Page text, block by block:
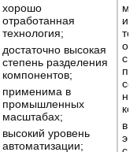
хорошо
отработанная
технология;
достаточно высокая
степень разделения
компонентов;
применима в
промышленных
масштабах;
высокий уровень
автоматизации;